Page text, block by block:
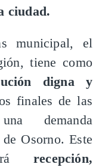
ciudad.
municipal, el
tiene como
digna y
finales de las
demanda
Osorno. Este
recepción,